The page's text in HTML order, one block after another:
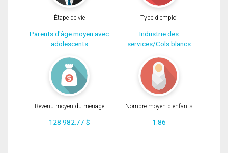
Étape de vie
Parents d'âge moyen avec
adolescents
Type d'emploi
Industrie des
services/Cols blancs
Revenu moyen du ménage
128 982.77 $
Nombre moyen d'enfants
1.86